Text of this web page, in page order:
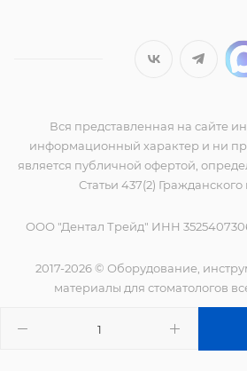
Вся представленная на сайте
информационный характер и ни
является публичной офертой,
Статьи 437(2)
ООО "Дентал Трейд" ИНН
2017-2026 © Оборудование,
материалы для стоматологов